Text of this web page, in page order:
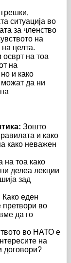
ситуација во
за членство
на
целта.
осврт на тоа
на
и како
можат да ни
Зошто
и како
како неважен
на тоа како
делеа лекции
зад
Како еден
претвори во
да го
во НАТО е
на
договори?